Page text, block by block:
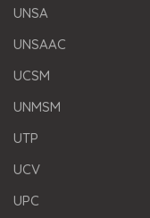
UNSA
UNSAAC
UCSM
UNMSM
UTP
UCV
UPC